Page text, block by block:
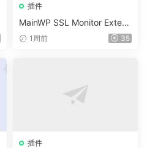
插件
MainWP SSL Monitor Extens
ion v5.2
1周前 35
插件